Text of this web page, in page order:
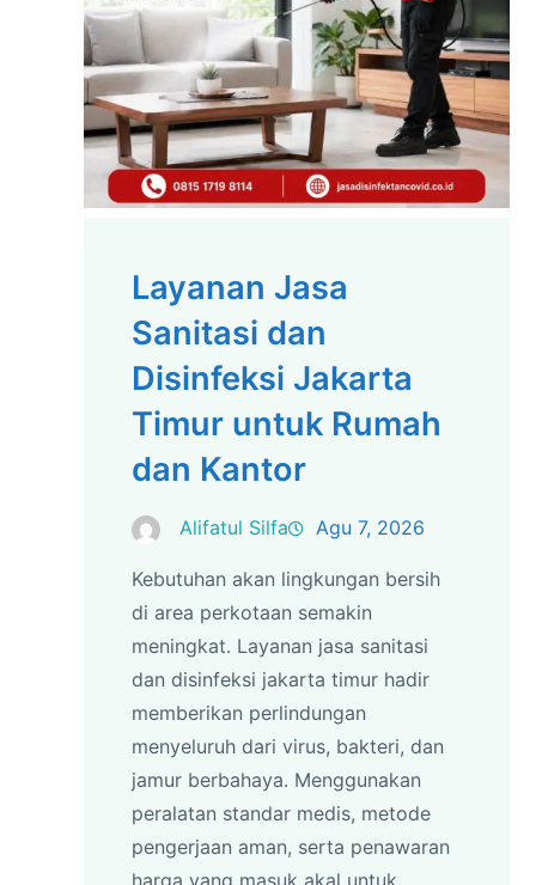
Layanan Jasa
Sanitasi dan
Disinfeksi Jakarta
Timur untuk Rumah
dan Kantor
Alifatul Silfa Agu 7, 2026
Kebutuhan akan lingkungan bersih
di area perkotaan semakin
meningkat. Layanan jasa sanitasi
dan disinfeksi jakarta timur hadir
memberikan perlindungan
menyeluruh dari virus, bakteri, dan
jamur berbahaya. Menggunakan
peralatan standar medis, metode
pengerjaan aman, serta penawaran